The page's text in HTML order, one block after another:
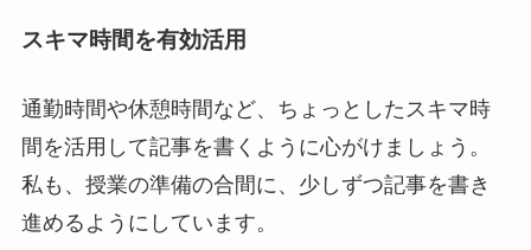
スキマ時間を有効活用
通勤時間や休憩時間など、ちょっとしたスキマ時
間を活用して記事を書くように心がけましょう。
私も、授業の準備の合間に、少しずつ記事を書き
進めるようにしています。